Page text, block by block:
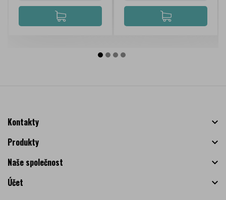
Kontakty

Produkty

Naše společnost

Účet
